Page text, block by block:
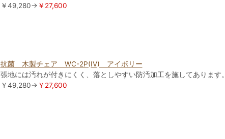
￥49,280→ ￥27,600
抗菌 木製チェア WC-2P(IV) アイボリー
張地には汚れが付きにくく、落としやすい防汚加工を施してあります。
￥49,280→ ￥27,600